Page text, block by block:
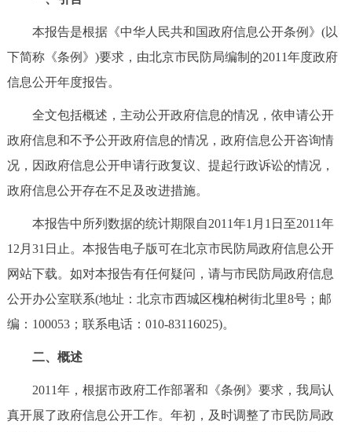
市领导 机构职能 政策服务
政策兑现
决策公开 专题公开
政务服务
便民服务 利企服务 投资项目
中介服务 阳光政务
参与调查 在线访谈 图说互动
本报告是根据《中华人民共和国政府信息公开条例》(以
下简称《条例》)要求，由北京市民防局编制的2011年度政府
信息公开年度报告。
全文包括概述，主动公开政府信息的情况，依申请公开
政府信息和不予公开政府信息的情况，政府信息公开咨询情
况，因政府信息公开申请行政复议、提起行政诉讼的情况，
政府信息公开存在不足及改进措施。
本报告中所列数据的统计期限自2011年1月1日至2011年
12月31日止。本报告电子版可在北京市民防局政府信息公开
网站下载。如对本报告有任何疑问，请与市民防局政府信息
公开办公室联系(地址：北京市西城区槐柏树街北里8号；邮
编：100053；联系电话：010-83116025)。
二、概述
2011年，根据市政府工作部署和《条例》要求，我局认
真开展了政府信息公开工作。年初，及时调整了市民防局政